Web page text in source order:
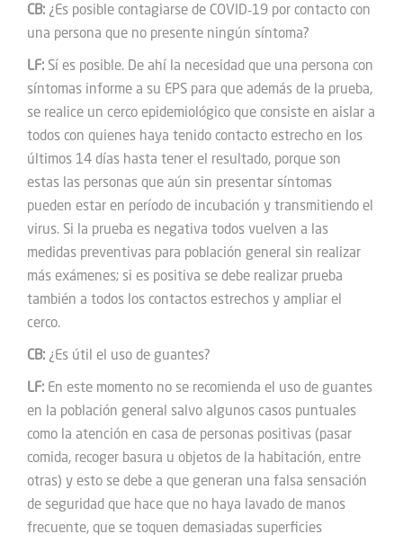
CB: ¿Es posible contagiarse de COVID‑19 por contacto con
una persona que no presente ningún síntoma?
LF: Sí es posible. De ahí la necesidad que una persona con
síntomas informe a su EPS para que además de la prueba,
se realice un cerco epidemiológico que consiste en aislar a
todos con quienes haya tenido contacto estrecho en los
últimos 14 días hasta tener el resultado, porque son
estas las personas que aún sin presentar síntomas
pueden estar en período de incubación y transmitiendo el
virus. Si la prueba es negativa todos vuelven a las
medidas preventivas para población general sin realizar
más exámenes; si es positiva se debe realizar prueba
también a todos los contactos estrechos y ampliar el
cerco.
CB: ¿Es útil el uso de guantes?
LF: En este momento no se recomienda el uso de guantes
en la población general salvo algunos casos puntuales
como la atención en casa de personas positivas (pasar
comida, recoger basura u objetos de la habitación, entre
otras) y esto se debe a que generan una falsa sensación
de seguridad que hace que no haya lavado de manos
frecuente, que se toquen demasiadas superficies